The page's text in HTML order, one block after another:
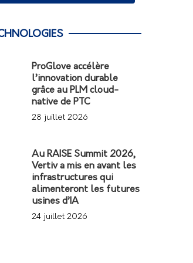
ProGlove accélère
l’innovation durable
grâce au PLM cloud-
native de PTC
28 juillet 2026
Au RAISE Summit 2026,
Vertiv a mis en avant les
infrastructures qui
alimenteront les futures
usines d’IA
24 juillet 2026